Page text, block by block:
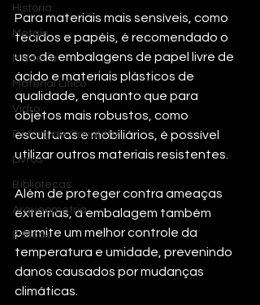
História
Metais
Madeira
Material Lítico
Vidro
Pintura de Cavalete
Livros
Bibliotecas
Arqueometria
E-Book
Para materiais mais sensíveis, como
tecidos e papéis, é recomendado o
uso de embalagens de papel livre de
ácido e materiais plásticos de
qualidade, enquanto que para
objetos mais robustos, como
esculturas e mobiliários, é possível
utilizar outros materiais resistentes.
Além de proteger contra ameaças
externas, a embalagem também
permite um melhor controle da
temperatura e umidade, prevenindo
danos causados por mudanças
climáticas.